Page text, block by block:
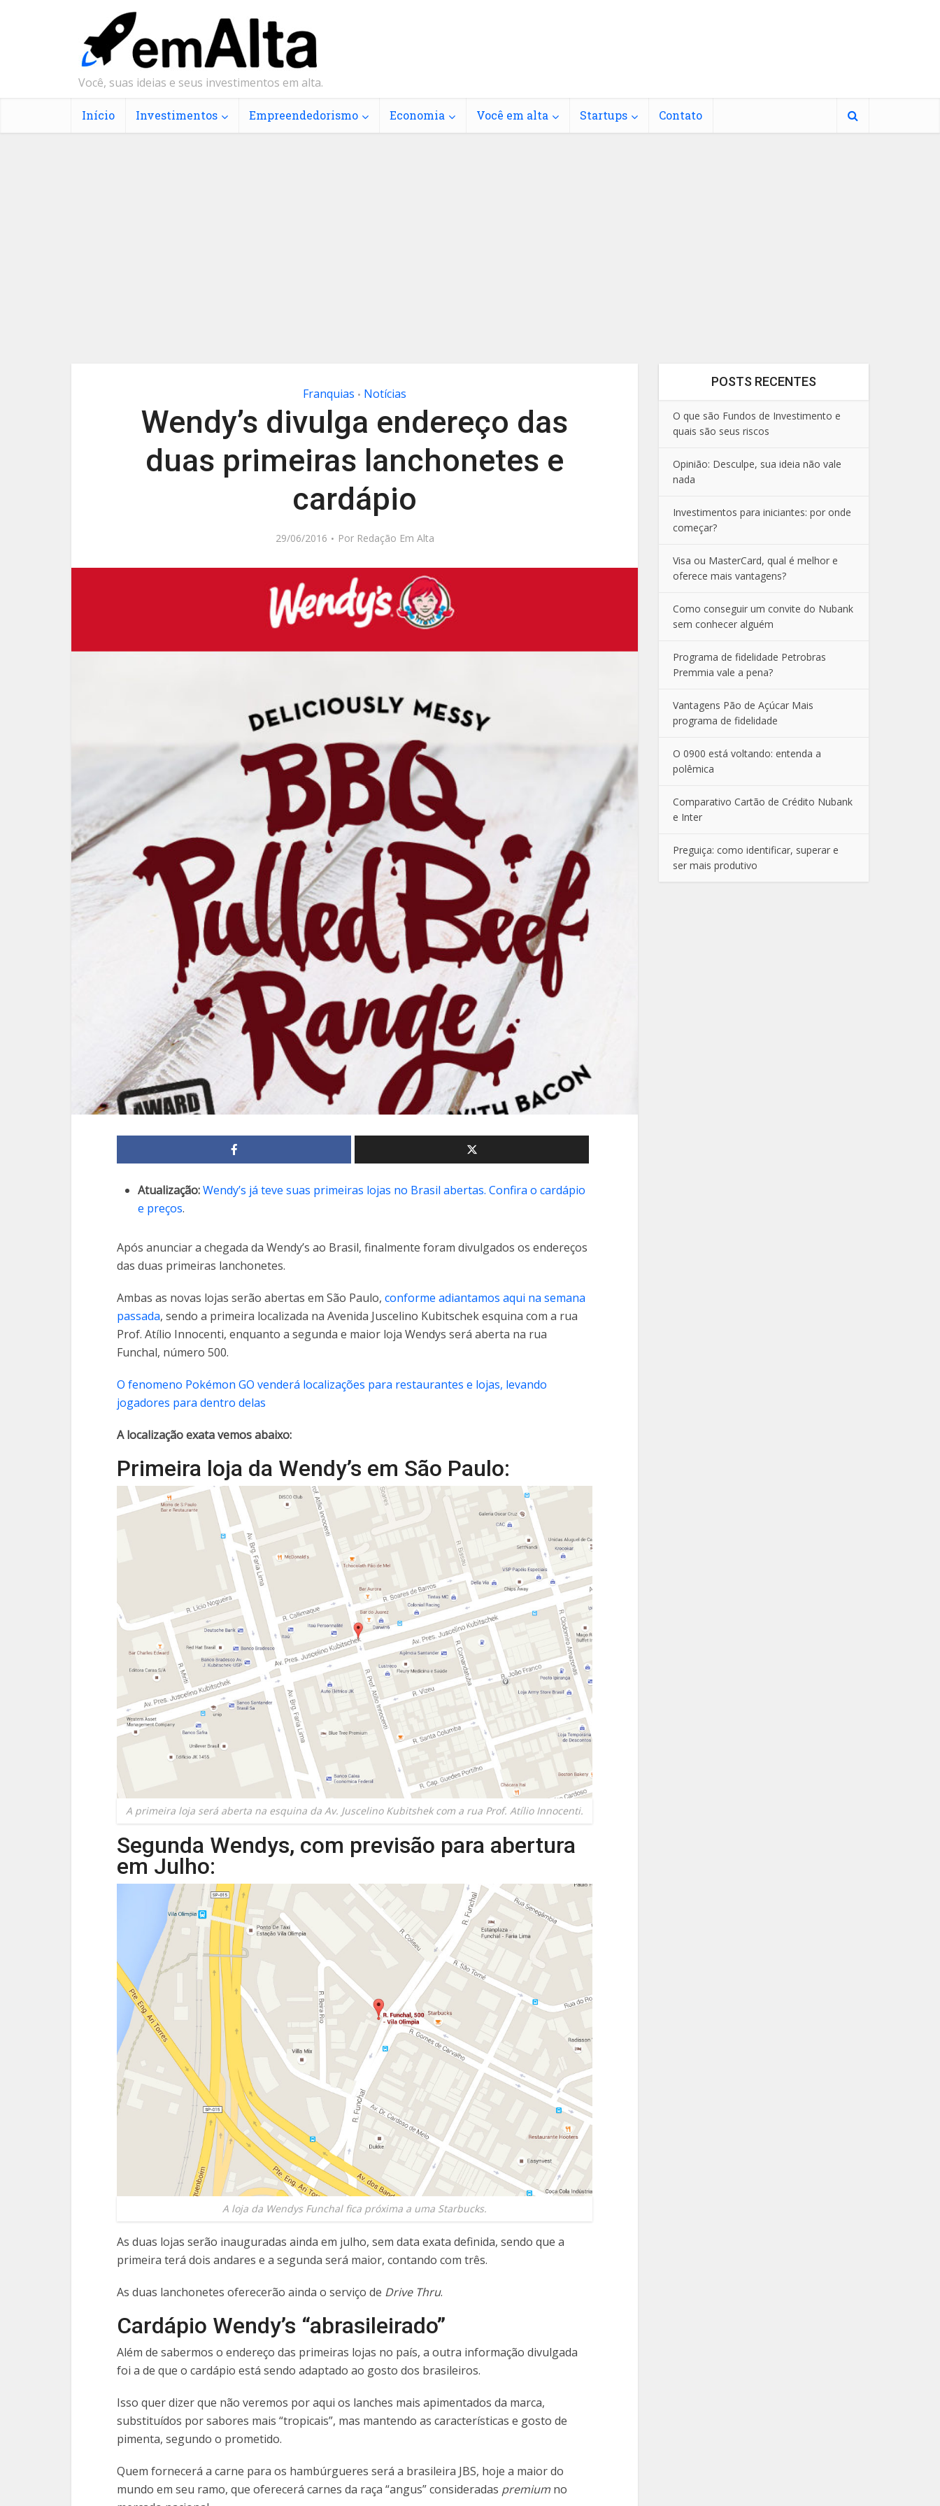
Você, suas ideias e seus investimentos em alta.
Início Investimentos Empreendedorismo Economia Você em alta Startups Contato
Franquias • Notícias
Wendy’s divulga endereço das
duas primeiras lanchonetes e
cardápio
29/06/2016 Por Redação Em Alta
Atualização:Wendy’s já teve suas primeiras lojas no Brasil abertas. Confira o cardápio
e preços.
Após anunciar a chegada da Wendy’s ao Brasil, finalmente foram divulgados os endereços
das duas primeiras lanchonetes.
Ambas as novas lojas serão abertas em São Paulo, conforme adiantamos aqui na semana
passada, sendo a primeira localizada na Avenida Juscelino Kubitschek esquina com a rua
Prof. Atílio Innocenti, enquanto a segunda e maior loja Wendys será aberta na rua
Funchal, número 500.
O fenomeno Pokémon GO venderá localizações para restaurantes e lojas, levando
jogadores para dentro delas
A localização exata vemos abaixo:
Primeira loja da Wendy’s em São Paulo:
A primeira loja será aberta na esquina da Av. Juscelino Kubitshek com a rua Prof. Atílio Innocenti.
Segunda Wendys, com previsão para abertura
em Julho:
A loja da Wendys Funchal fica próxima a uma Starbucks.
As duas lojas serão inauguradas ainda em julho, sem data exata definida, sendo que a
primeira terá dois andares e a segunda será maior, contando com três.
As duas lanchonetes oferecerão ainda o serviço de Drive Thru.
Cardápio Wendy’s “abrasileirado”
Além de sabermos o endereço das primeiras lojas no país, a outra informação divulgada
foi a de que o cardápio está sendo adaptado ao gosto dos brasileiros.
Isso quer dizer que não veremos por aqui os lanches mais apimentados da marca,
substituídos por sabores mais “tropicais”, mas mantendo as características e gosto de
pimenta, segundo o prometido.
Quem fornecerá a carne para os hambúrgueres será a brasileira JBS, hoje a maior do
mundo em seu ramo, que oferecerá carnes da raça “angus” consideradas premium no
POSTS RECENTES
O que são Fundos de Investimento e
quais são seus riscos
Opinião: Desculpe, sua ideia não vale
nada
Investimentos para iniciantes: por onde
começar?
Visa ou MasterCard, qual é melhor e
oferece mais vantagens?
Como conseguir um convite do Nubank
sem conhecer alguém
Programa de fidelidade Petrobras
Premmia vale a pena?
Vantagens Pão de Açúcar Mais
programa de fidelidade
O 0900 está voltando: entenda a
polêmica
Comparativo Cartão de Crédito Nubank
e Inter
Preguiça: como identificar, superar e
ser mais produtivo